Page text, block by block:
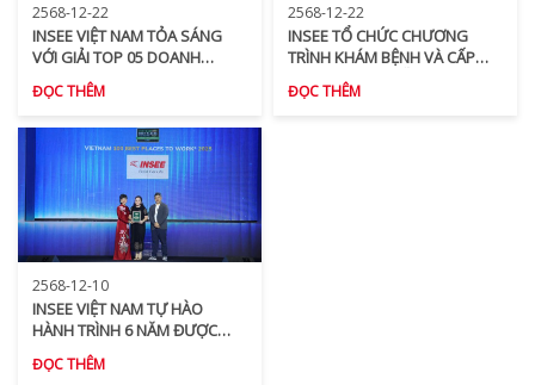
2568-12-22
INSEE VIỆT NAM TỎA SÁNG
VỚI GIẢI TOP 05 DOANH
NGHIỆP TIÊN PHONG VỀ KINH
TẾ TUẦN HOÀN & GIẢM PHÁT
AWARD)
ĐỌC THÊM
2568-12-22
INSEE TỔ CHỨC CHƯƠNG
TRÌNH KHÁM BỆNH VÀ CẤP
PHÁT THUỐC MIỄN PHÍ TẠI XÃ
KIÊN LƯƠNG NĂM 2025
ĐỌC THÊM
2568-12-10
INSEE VIỆT NAM TỰ HÀO
HÀNH TRÌNH 6 NĂM ĐƯỢC
VINH DANH “TOP 100 NƠI LÀM
VIỆC TỐT NHẤT VIỆT NAM”
ĐỌC THÊM